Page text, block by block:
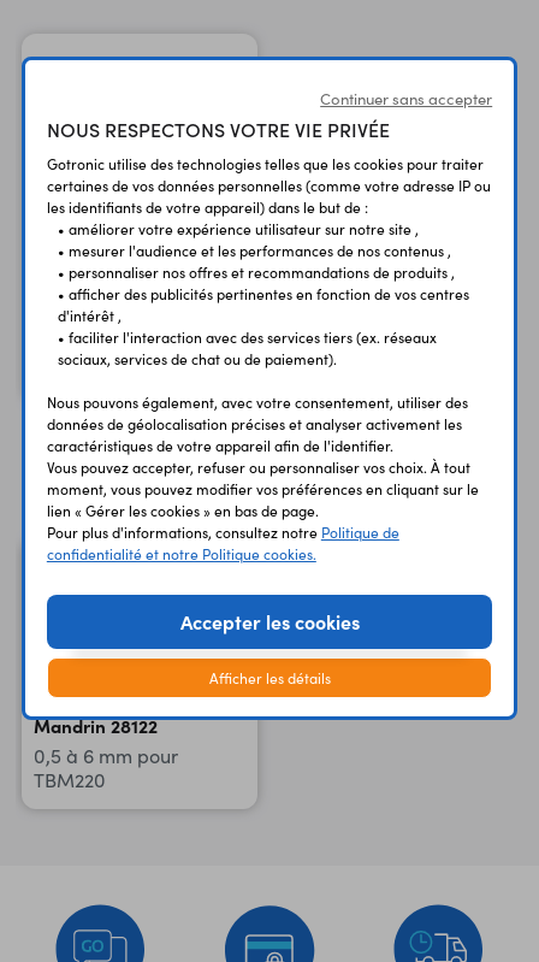
Assortiment de forets
HSS01
16,00 € TTC
13,33 € Code : 13271
Vous avez déja consulté
Mandrin 28122
0,5 à 6 mm pour
TBM220
Continuer sans accepter
NOUS RESPECTONS VOTRE VIE PRIVÉE
Gotronic utilise des technologies telles que les cookies pour traiter
certaines de vos données personnelles (comme votre adresse IP ou
les identifiants de votre appareil) dans le but de :
• améliorer votre expérience utilisateur sur notre site ,
• mesurer l'audience et les performances de nos contenus ,
• personnaliser nos offres et recommandations de produits ,
• afficher des publicités pertinentes en fonction de vos centres
d'intérêt ,
• faciliter l'interaction avec des services tiers (ex. réseaux
sociaux, services de chat ou de paiement).
Nous pouvons également, avec votre consentement, utiliser des
données de géolocalisation précises et analyser activement les
caractéristiques de votre appareil afin de l'identifier.
Vous pouvez accepter, refuser ou personnaliser vos choix. À tout
moment, vous pouvez modifier vos préférences en cliquant sur le
lien « Gérer les cookies » en bas de page.
Pour plus d'informations, consultez notre Politique de
confidentialité et notre Politique cookies.
Accepter les cookies
Afficher les détails